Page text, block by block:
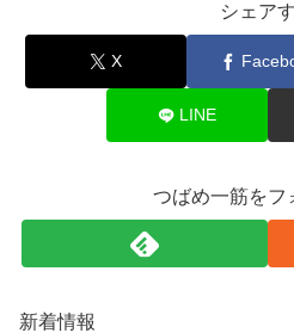
シェア
X
LINE
つばめ一筋をフ
新着情報